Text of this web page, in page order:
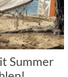
Summer